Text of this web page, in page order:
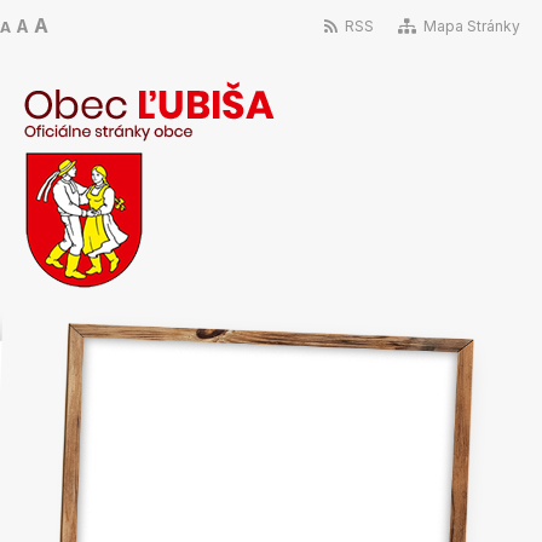
A A A RSS Mapa Stránky